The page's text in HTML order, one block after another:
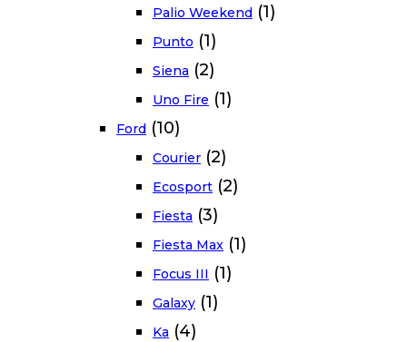
Palio Weekend (1)
Punto (1)
Siena (2)
Uno Fire (1)
Ford (10)
Courier (2)
Ecosport (2)
Fiesta (3)
Fiesta Max (1)
Focus III (1)
Galaxy (1)
Ka (4)